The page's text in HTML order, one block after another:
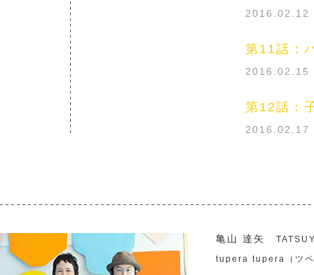
2016.02.12
第11話：
2016.02.15
第12話：
2016.02.17
亀山 達矢
tupera tupera（ツペ